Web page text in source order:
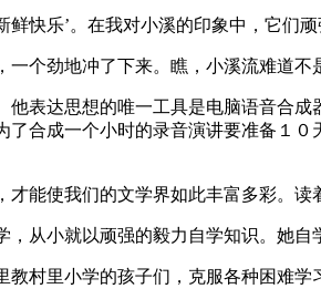
快乐’。在我对小溪的印象中，它们
个劲地冲了下来。瞧，小溪流难道不
表达思想的唯一工具是电脑语音合
合成一个小时的录音演讲要准备１
能使我们的文学界如此丰富多彩。
从小就以顽强的毅力自学知识。她
村里小学的孩子们，克服各种困难